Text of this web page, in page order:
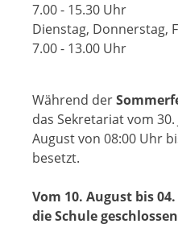
7.00 - 15.30 Uhr
Dienstag, Donnerstag,
7.00 - 13.00 Uhr
Während der
das Sekretariat vom 30.
August von 08:00 Uhr
besetzt.
Vom 10. August bis
die Schule